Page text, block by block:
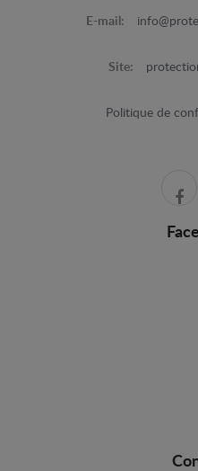
E-mail:
Site:
Politique de